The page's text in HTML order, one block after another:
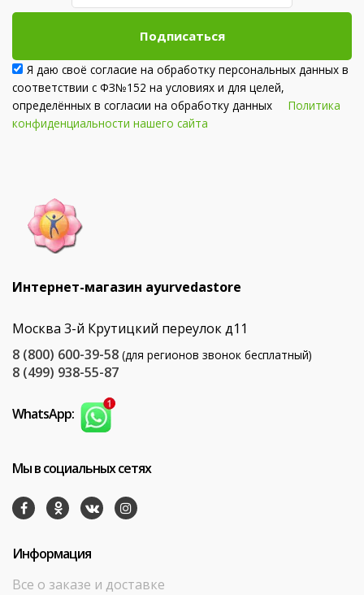
Подписаться
Я даю своё согласие на обработку персональных данных в
соответствии с ФЗ№152 на условиях и для целей,
определённых в согласии на обработку данных Политика
конфиденциальности нашего сайта
Интернет-магазин ayurvedastore
Москва 3-й Крутицкий переулок д11
8 (800) 600-39-58 (для регионов звонок бесплатный)
8 (499) 938-55-87
WhatsApp:
Мы в социальных сетях
Информация
Все о заказе и доставке